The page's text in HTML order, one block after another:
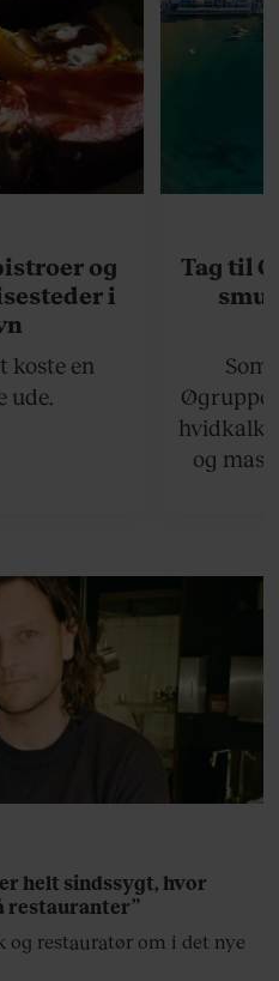
og
i
koste en
ude.
Tag til
og
helt sindssygt, hvor
restauranter”
og restauratør om i det nye